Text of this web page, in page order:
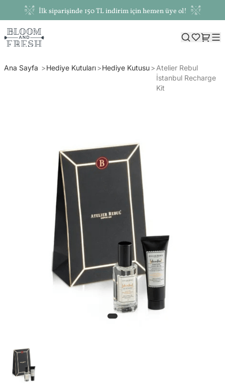
İlk siparişinde 150 TL indirim için hemen üye ol!
Ana Sayfa Hediye Kutuları Hediye Kutusu
Atelier Rebul
İstanbul Recharge
Kit